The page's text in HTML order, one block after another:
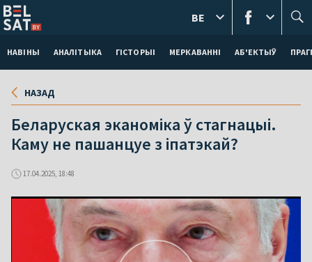
НАВІНЫ АНАЛІТЫКА ГІСТОРЫІ МЕРКАВАННI АБ'ЕКТЫЎ
BE
НАЗАД
Беларуская эканоміка ў стагнацыі.
Каму не пашанцуе з іпатэкай?
17.04.2025, 18:48